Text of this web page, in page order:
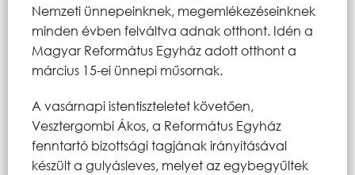
Nemzeti ünnepeinknek, megemlékezéseinknek
minden évben felváltva adnak otthont. Idén a
Magyar Református Egyház adott otthont a
március 15-ei ünnepi műsornak.
A vasárnapi istentiszteletet követően,
Vesztergombi Ákos, a Református Egyház
fenntartó bizottsági tagjának irányításával
készült a gulyásleves, melyet az egybegyűltek